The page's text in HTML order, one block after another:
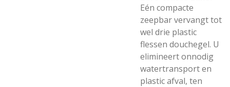
Eén compacte
zeepbar vervangt tot
wel drie plastic
flessen douchegel. U
elimineert onnodig
watertransport en
plastic afval, ten